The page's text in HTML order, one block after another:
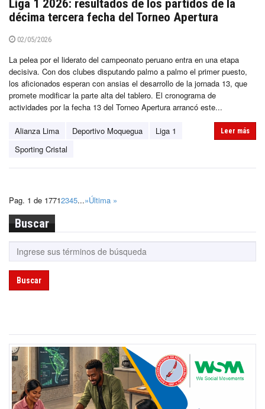
Liga 1 2026: resultados de los partidos de la
décima tercera fecha del Torneo Apertura
02/05/2026
La pelea por el liderato del campeonato peruano entra en una etapa
decisiva. Con dos clubes disputando palmo a palmo el primer puesto,
los aficionados esperan con ansias el desarrollo de la jornada 13, que
promete modificar la parte alta del tablero. El cronograma de
actividades por la fecha 13 del Torneo Apertura arrancó este...
Alianza Lima Deportivo Moquegua
Liga 1
Sporting Cristal
Leer más
Pag. 1 de 17712345...»Última »
Buscar
Buscar